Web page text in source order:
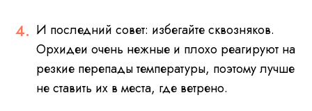
И последний совет: избегайте сквозняков.
Орхидеи очень нежные и плохо реагируют на
резкие перепады температуры, поэтому лучше
не ставить их в места, где ветрено.